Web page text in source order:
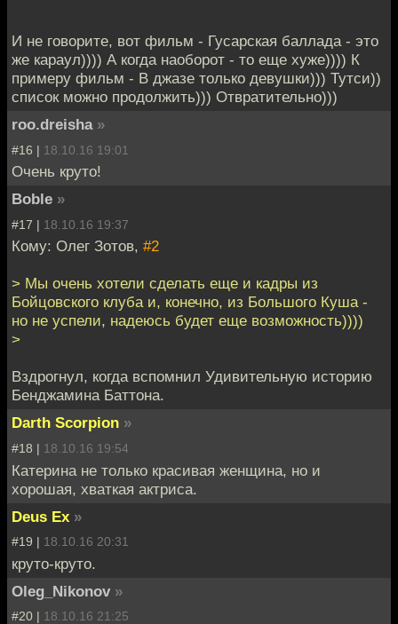
И не говорите, вот фильм - Гусарская баллада - это
же караул)))) А когда наоборот - то еще хуже)))) К
примеру фильм - В джазе только девушки))) Тутси))
список можно продолжить))) Отвратительно)))
roo.dreisha »
#16 | 18.10.16 19:01
Очень круто!
Boble »
#17 | 18.10.16 19:37
Кому: Олег Зотов, #2
> Мы очень хотели сделать еще и кадры из
Бойцовского клуба и, конечно, из Большого Куша -
но не успели, надеюсь будет еще возможность))))
>
Вздрогнул, когда вспомнил Удивительную историю
Бенджамина Баттона.
Darth Scorpion »
#18 | 18.10.16 19:54
Катерина не только красивая женщина, но и
хорошая, хваткая актриса.
Deus Ex »
#19 | 18.10.16 20:31
круто-круто.
Oleg_Nikonov »
#20 | 18.10.16 21:25